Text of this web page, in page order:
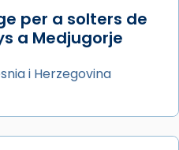
per a solters de
a Medjugorje
i Herzegovina